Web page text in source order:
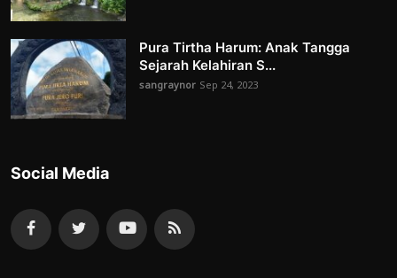
Pura Tirtha Harum: Anak Tangga
Sejarah Kelahiran S...
sangraynor Sep 24, 2023
Social Media